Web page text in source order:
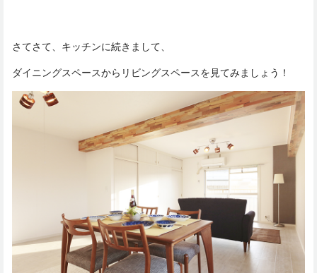
さてさて、キッチンに続きまして、
ダイニングスペースからリビングスペースを見てみましょう！